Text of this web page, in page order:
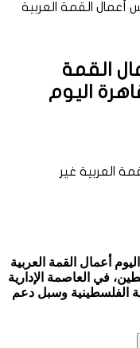
أعمال القمة العربية
القمة
اليوم
أعمال القمة العربية
في العاصمة الإدارية
الفلسطينية وسبل دعم